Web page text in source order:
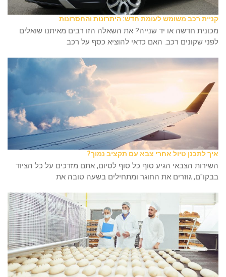
קניית רכב משומש לעומת חדש: היתרונות והחסרונות
מכונית חדשה או יד שנייה? את השאלה הזו רבים מאיתנו שואלים
לפני שקונים רכב. האם כדאי להוציא כסף על רכב
איך לתכנן טיול אחרי צבא עם תקציב נמוך?
השירות הצבאי הגיע סוף כל סוף לסיום, אתם מזדכים על כל הציוד
בבקו"ם, גוזרים את החוגר ומתחילים בשעה טובה את